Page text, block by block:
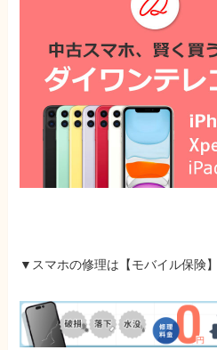
▼スマホの修理は 【モバイル保険】